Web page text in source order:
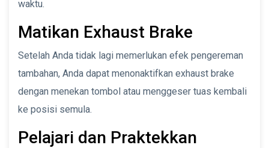
waktu.
Matikan Exhaust Brake
Setelah Anda tidak lagi memerlukan efek pengereman
tambahan, Anda dapat menonaktifkan exhaust brake
dengan menekan tombol atau menggeser tuas kembali
ke posisi semula.
Pelajari dan Praktekkan